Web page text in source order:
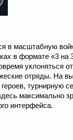
в масштабную
в формате «3 на
уклоняться
отряды. На
турнирную
максимально
интерфейса.